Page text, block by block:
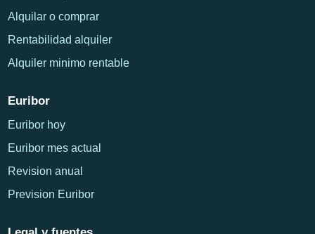
Alquilar o comprar
Rentabilidad alquiler
Alquiler minimo rentable
Euribor
Euribor hoy
Euribor mes actual
Revision anual
Prevision Euribor